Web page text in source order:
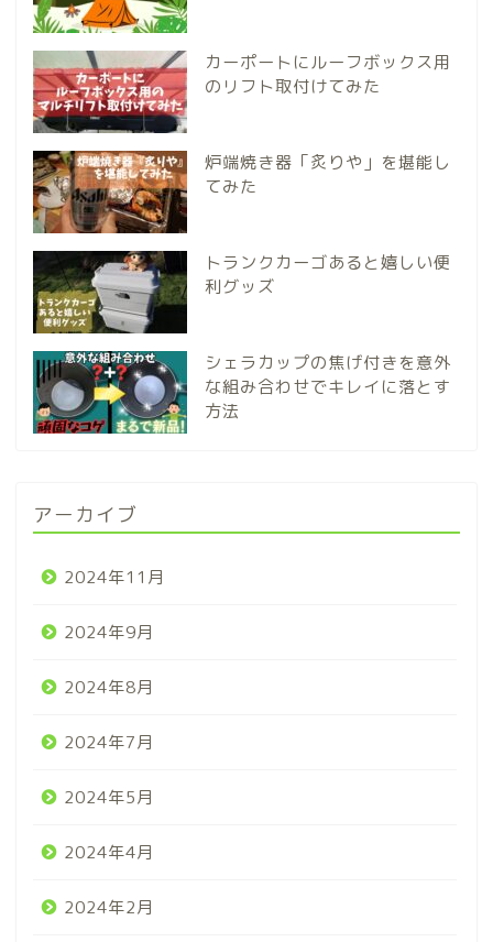
カーポートにルーフボックス用
のリフト取付けてみた
炉端焼き器「炙りや」を堪能し
てみた
トランクカーゴあると嬉しい便
利グッズ
シェラカップの焦げ付きを意外
な組み合わせでキレイに落とす
方法
アーカイブ
2024年11月
2024年9月
2024年8月
2024年7月
2024年5月
2024年4月
2024年2月